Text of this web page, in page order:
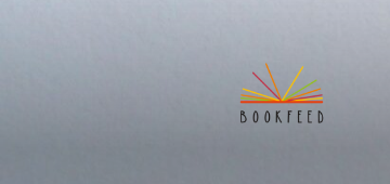
μοιραζόμαστε